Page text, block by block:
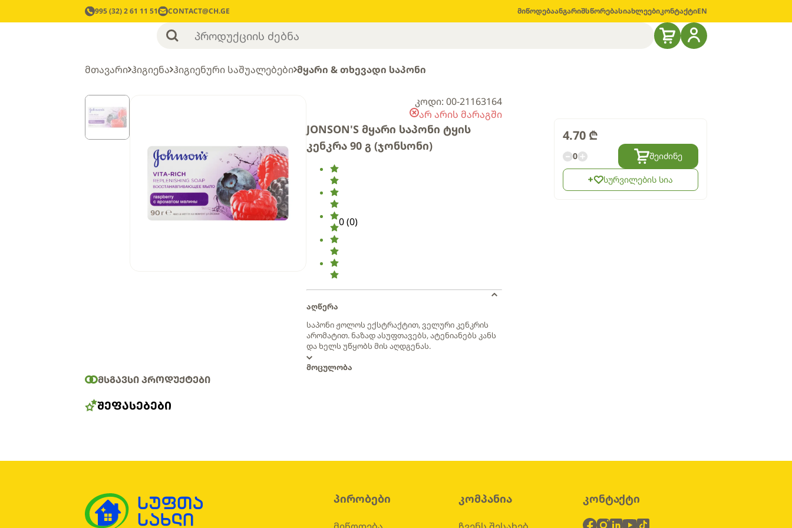
995 (32) 2 61 11 51 CONTACT@CH.GE მიწოდებაანგარიშსწორებასიახლეებიკონტაქტიEN
მთავარი ჰიგიენა ჰიგიენური საშუალებები მყარი & თხევადი საპონი
კოდი: 00-21163164
არ არის მარაგში
JONSON'S მყარი საპონი ტყის
კენკრა 90 გ (ჯონსონი)
0(0)
აღწერა
საპონი ჟოლოს ექსტრაქტით, ველური კენკრის
არომატით. ნაზად ასუფთავებს, ატენიანებს კანს
და ხელს უწყობს მის აღდგენას.
მოცულობა
ᲛᲡᲒᲐᲕᲡᲘ ᲞᲠᲝᲓᲣᲥᲢᲔᲑᲘ
ᲨᲔᲤᲐᲡᲔᲑᲔᲑᲘ
4.70₾
0 შეიძინე
სურვილების სია
პირობები კომპანია კონტაქტი